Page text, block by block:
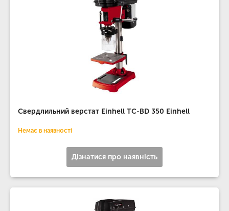
Свердлильний верстат Einhell TC-BD 350 Einhell
Немає в наявності
Дізнатися про наявність